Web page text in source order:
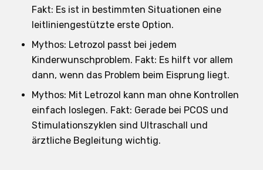
Fakt: Es ist in bestimmten Situationen eine
leitliniengestützte erste Option.
Mythos: Letrozol passt bei jedem
Kinderwunschproblem. Fakt: Es hilft vor allem
dann, wenn das Problem beim Eisprung liegt.
Mythos: Mit Letrozol kann man ohne Kontrollen
einfach loslegen. Fakt: Gerade bei PCOS und
Stimulationszyklen sind Ultraschall und
ärztliche Begleitung wichtig.